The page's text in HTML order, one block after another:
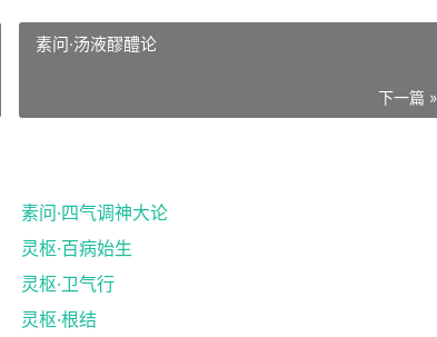
素问·汤液醪醴论
下一篇 »
素问·四气调神大论
灵枢·百病始生
灵枢·卫气行
灵枢·根结